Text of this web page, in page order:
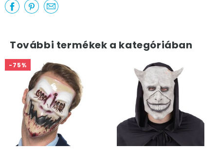
További termékek a kategóriában
-75%